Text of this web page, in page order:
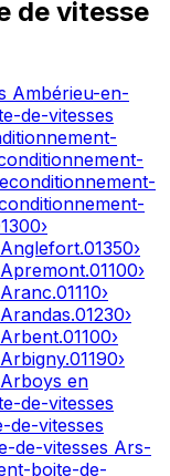
de vitesse
Ambérieu-en-
de-vitesses
›
Anglefort.01350›
Apremont.01100›
Aranc.01110›
Arandas.01230›
Arbent.01100›
Arbigny.01190›
Arboys en
de-vitesses
de-vitesses
de-vitesses Ars-
boite-de-